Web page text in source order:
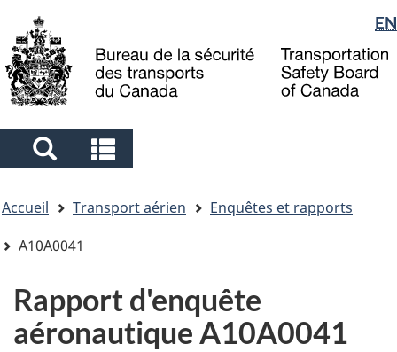
to
main
to
"About
government"
à
la
Sélection
de
la
langue
EN
Search
and
menus
and
menus
êtes
ici
Accueil Transport aérien
Enquêtes et rapports
A10A0041
Rapport d'enquête
aéronautique A10A0041